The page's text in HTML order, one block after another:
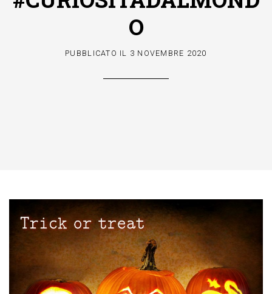
O
PUBBLICATO IL 3 NOVEMBRE 2020